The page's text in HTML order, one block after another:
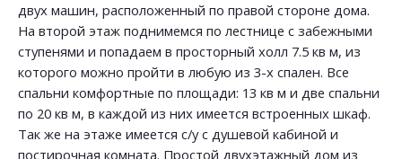
двух машин, расположенный по правой стороне дома.
На второй этаж поднимемся по лестнице с забежными
ступенями и попадаем в просторный холл 7.5 кв м, из
которого можно пройти в любую из 3-х спален. Все
спальни комфортные по площади: 13 кв м и две спальни
по 20 кв м, в каждой из них имеется встроенных шкаф.
Так же на этаже имеется с/у с душевой кабиной и
постирочная комната. Простой двухэтажный дом из